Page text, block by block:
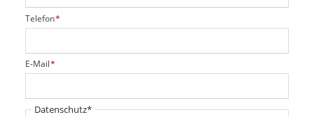
P
f
i
c
t
f
Telefon*
P
f
i
E-Mail*
Pflichtfeld
Datenschutz*